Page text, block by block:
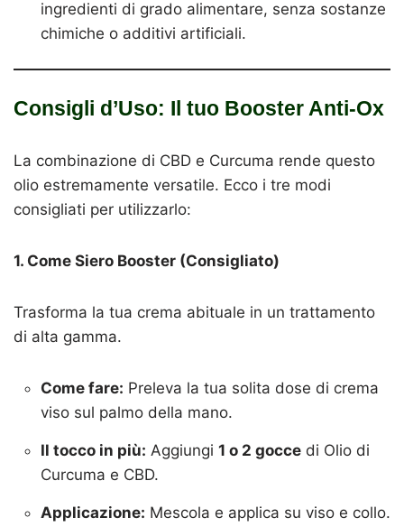
ingredienti di grado alimentare, senza sostanze
chimiche o additivi artificiali.
Consigli d’Uso: Il tuo Booster Anti-Ox
La combinazione di CBD e Curcuma rende questo
olio estremamente versatile. Ecco i tre modi
consigliati per utilizzarlo:
1. Come Siero Booster (Consigliato)
Trasforma la tua crema abituale in un trattamento
di alta gamma.
Come fare: Preleva la tua solita dose di crema
viso sul palmo della mano.
Il tocco in più: Aggiungi 1 o 2 gocce di Olio di
Curcuma e CBD.
Applicazione: Mescola e applica su viso e collo.